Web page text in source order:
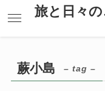
旅と日々
蕨小島 – tag –